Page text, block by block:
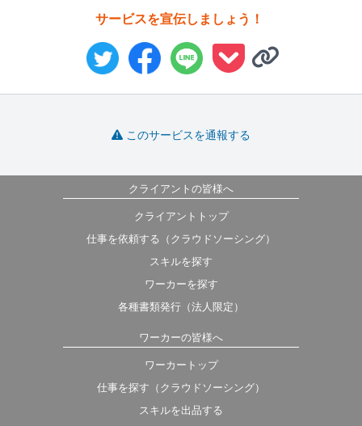
サービスを宣伝しましょう！
このサービスを通報する
クライアントの皆様へ
クライアントトップ
仕事を依頼する（クラウドソーシング）
スキルを探す
ワーカーを探す
各種書類発行（法人限定）
ワーカーの皆様へ
ワーカートップ
仕事を探す（クラウドソーシング）
スキルを出品する